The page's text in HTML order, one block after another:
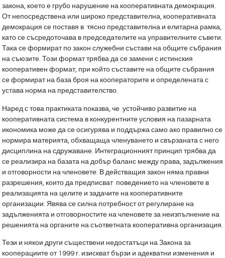
закона, което е грубо нарушение на кооперативната демокрация.
От непосредствена или широко представителна, кооперативната
демокрация се поставя в тясно представителна и елитарна рамка,
като се съсредоточава в председателите на управителните съвети.
Така се формират по закон служебни състави на общите събрания
на съюзите. Този формат трябва да се замени с истинския
кооперативен формат, при който съставите на общите събрания
се формират на база броя на кооператорите и определената с
устава норма на представителство.
Наред с това практиката показва, че устойчиво развитие на
кооперативната система в конкурентните условия на пазарната
икономика може да се осигурява и поддържа само ако правилно се
нормира материята, обхващаща членуването и свързаната с него
дисциплина на сдружаване. Интеграционният принцип трябва да
се реализира на базата на добър баланс между права, задължения
и отговорности на членовете. В действащия закон няма правни
разрешения, които да предписват поведението на членовете в
реализацията на целите и задачите на кооперативните
организации. Явява се силна потребност от регулиране на
задълженията и отговорностите на членовете за неизпълнение на
решенията на органите на съответната кооперативна организация.
Тези и някои други съществени недостатъци на Закона за
кооперациите от 1999 г. изискват бързи и адекватни изменения и